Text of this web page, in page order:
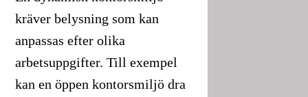
kräver belysning som kan
anpassas efter olika
arbetsuppgifter. Till exempel
kan en öppen kontorsmiljö dra